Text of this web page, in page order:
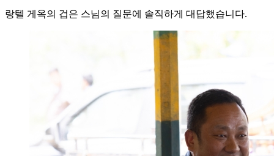
랑텔 게옥의 겁은 스님의 질문에 솔직하게 대답했습니다.